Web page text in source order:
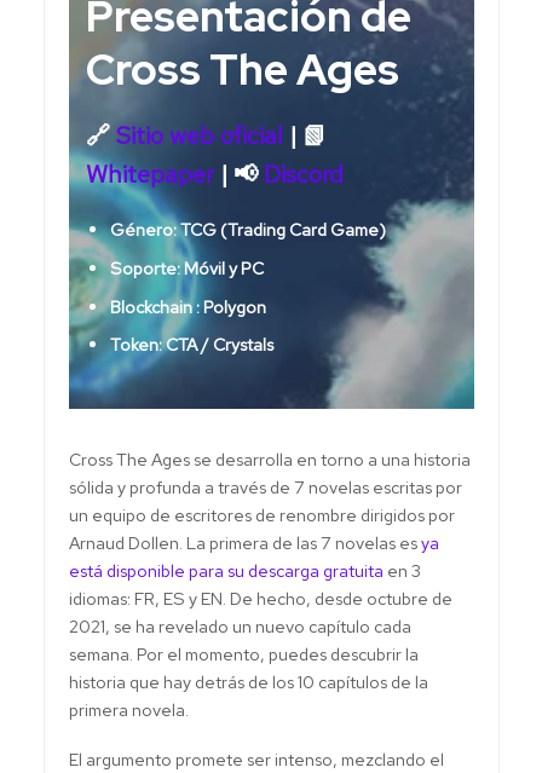
Presentación de
Cross The Ages
🔗Sitio web oficial | 📗
Whitepaper| 📢Discord
Género: TCG (Trading Card Game)
Soporte: Móvil y PC
Blockchain : Polygon
Token: CTA / Crystals
Cross The Ages se desarrolla en torno a una historia
sólida y profunda a través de 7 novelas escritas por
un equipo de escritores de renombre dirigidos por
Arnaud Dollen. La primera de las 7 novelas esya
está disponible para su descarga gratuita en 3
idiomas: FR, ES y EN. De hecho, desde octubre de
2021, se ha revelado un nuevo capítulo cada
semana. Por el momento, puedes descubrir la
historia que hay detrás de los 10 capítulos de la
primera novela.
El argumento promete ser intenso, mezclando el